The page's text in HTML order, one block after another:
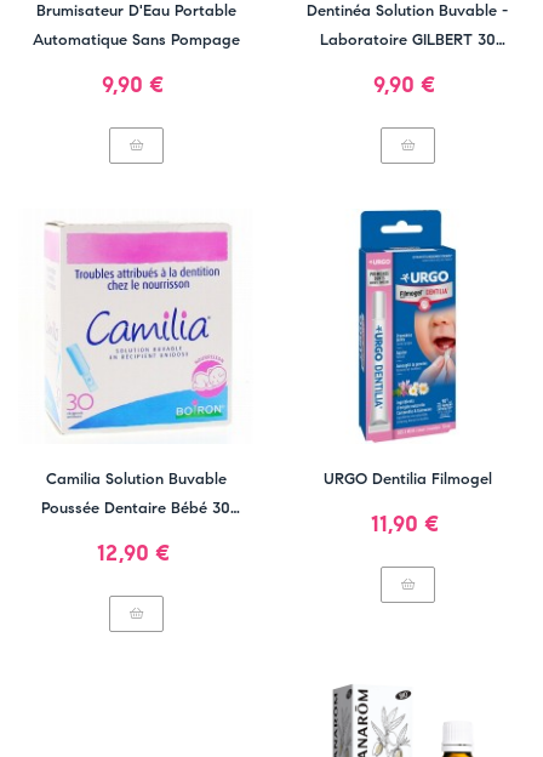
Brumisateur D'Eau Portable
Automatique Sans Pompage
Prix
9,90 €
Dentinéa Solution Buvable -
Laboratoire GILBERT 30
Prix
9,90 €
Camilia Solution Buvable
Poussée Dentaire Bébé 30
Prix
12,90 €
URGO Dentilia Filmogel
Prix
11,90 €